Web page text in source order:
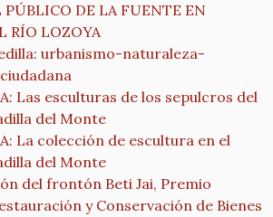
PÚBLICO DE LA FUENTE EN
RÍO LOZOYA
urbanismo-naturaleza-
Las esculturas de los sepulcros del
del Monte
La colección de escultura en el
del Monte
del frontón Beti Jai, Premio
y Conservación de Bienes